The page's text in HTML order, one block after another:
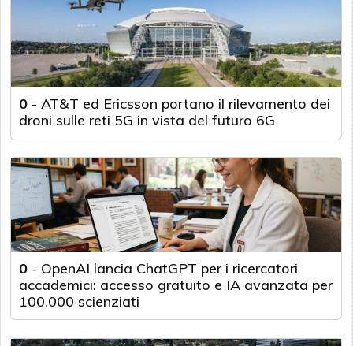
0 - AT&T ed Ericsson portano il rilevamento dei
droni sulle reti 5G in vista del futuro 6G
0 - OpenAI lancia ChatGPT per i ricercatori
accademici: accesso gratuito e IA avanzata per
100.000 scienziati